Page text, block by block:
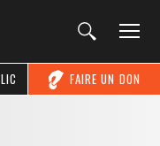
FAIRE UN DON